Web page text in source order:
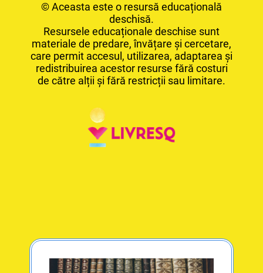
© Aceasta este o resursă educațională
deschisă.
Resursele educaționale deschise sunt
materiale de predare, învățare și cercetare,
care permit accesul, utilizarea, adaptarea și
redistribuirea acestor resurse fără costuri
de către alții și fără restricții sau limitare.